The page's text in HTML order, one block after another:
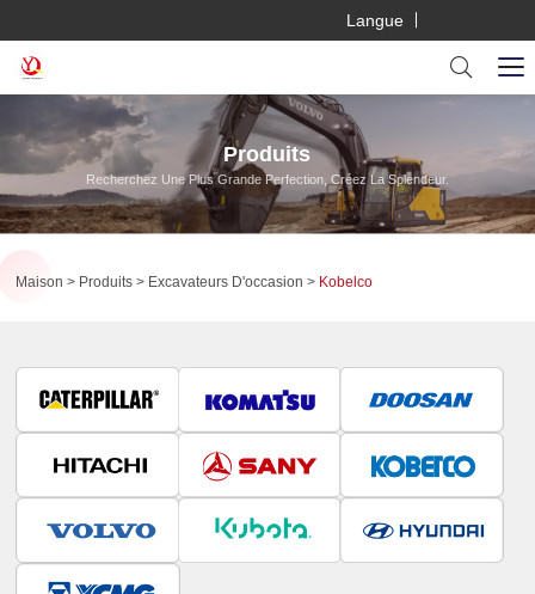
Langue
Produits
Recherchez Une Plus Grande Perfection, Créez La Splendeur.
Maison Produits Excavateurs D'occasion Kobelco